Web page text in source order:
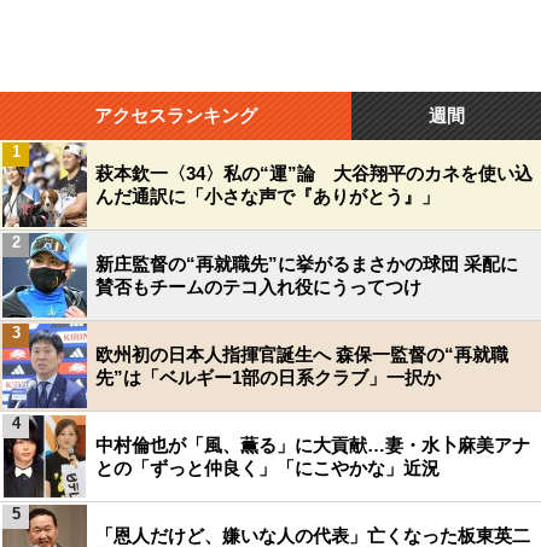
アクセスランキング 週間
萩本欽一〈34〉私の“運”論 大谷翔平のカネを使い込
んだ通訳に「小さな声で『ありがとう』」
1
新庄監督の“再就職先”に挙がるまさかの球団 采配に
賛否もチームのテコ入れ役にうってつけ
2
欧州初の日本人指揮官誕生へ 森保一監督の“再就職
先”は「ベルギー1部の日系クラブ」一択か
3
中村倫也が「風、薫る」に大貢献…妻・水卜麻美アナ
との「ずっと仲良く」「にこやかな」近況
4
「恩人だけど、嫌いな人の代表」亡くなった板東英二
5